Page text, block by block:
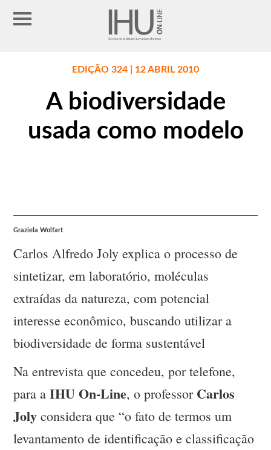
EDIÇÃO 324 | 12 ABRIL 2010
A biodiversidade
usada como modelo
Graziela Wolfart
Carlos Alfredo Joly explica o processo de
sintetizar, em laboratório, moléculas
extraídas da natureza, com potencial
interesse econômico, buscando utilizar a
biodiversidade de forma sustentável
Na entrevista que concedeu, por telefone,
para aIHU On-Line, o professor Carlos
Joly considera que “o fato de termos um
levantamento de identificação e classificação